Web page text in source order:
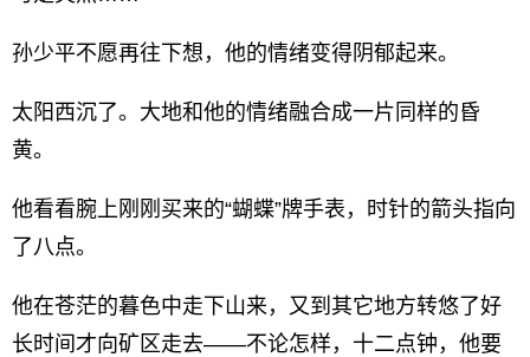
孙少平不愿再往下想，他的情绪变得阴郁起来。
太阳西沉了。大地和他的情绪融合成一片同样的昏
黄。
他看看腕上刚刚买来的“蝴蝶”牌手表，时针的箭头指向
了八点。
他在苍茫的暮色中走下山来，又到其它地方转悠了好
长时间才向矿区走去——不论怎样，十二点钟，他要